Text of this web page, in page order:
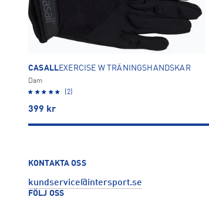
CASALLEXERCISE W TRÄNINGSHANDSKAR
Dam
(2)
399 kr
KONTAKTA OSS
kundservice@intersport.se
FÖLJ OSS